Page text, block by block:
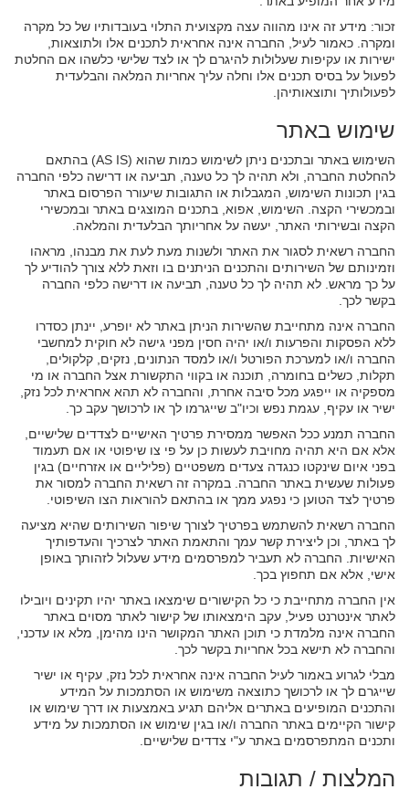
זכור: מידע זה אינו מהווה עצה מקצועית התלוי בעובדותיו של כל מקרה
ומקרה. כאמור לעיל, החברה אינה אחראית לתכנים אלו ולתוצאות,
ישירות או עקיפות שעלולות להיגרם לך או לצד שלישי כלשהו אם החלטת
לפעול על בסיס תכנים אלו וחלה עליך אחריות המלאה והבלעדית
לפעולותיך ותוצאותיהן.
שימוש באתר
השימוש באתר ובתכנים ניתן לשימוש כמות שהוא (AS IS) בהתאם
להחלטת החברה, ולא תהיה לך כל טענה, תביעה או דרישה כלפי החברה
בגין תכונות השימוש, המגבלות או התגובות שיעורר הפרסום באתר
ובמכשירי הקצה. השימוש, אפוא, בתכנים המוצגים באתר ובמכשירי
הקצה ובשירותי האתר, יעשה על אחריותך הבלעדית והמלאה.
החברה רשאית לסגור את האתר ולשנות מעת לעת את מבנהו, מראהו
וזמינותם של השירותים והתכנים הניתנים בו וזאת ללא צורך להודיע לך
על כך מראש. לא תהיה לך כל טענה, תביעה או דרישה כלפי החברה
בקשר לכך.
החברה אינה מתחייבת שהשירות הניתן באתר לא יופרע, יינתן כסדרו
ללא הפסקות והפרעות ו/או יהיה חסין מפני גישה לא חוקית למחשבי
החברה ו/או למערכת הפורטל ו/או למסד הנתונים, נזקים, קלקולים,
תקלות, כשלים בחומרה, תוכנה או בקווי התקשורת אצל החברה או מי
מספקיה או ייפגע מכל סיבה אחרת, והחברה לא תהא אחראית לכל נזק,
ישיר או עקיף, עגמת נפש וכיו"ב שייגרמו לך או לרכושך עקב כך.
החברה תמנע ככל האפשר ממסירת פרטיך האישיים לצדדים שלישיים,
אלא אם היא תהיה מחויבת לעשות כן על פי צו שיפוטי או אם תעמוד
בפני איום שינקטו כנגדה צעדים משפטיים (פליליים או אזרחיים) בגין
פעולות שעשית באתר החברה. במקרה זה רשאית החברה למסור את
פרטיך לצד הטוען כי נפגע ממך או בהתאם להוראות הצו השיפוטי.
החברה רשאית להשתמש בפרטיך לצורך שיפור השירותים שהיא מציעה
לך באתר, וכן ליצירת קשר עמך והתאמת האתר לצרכיך והעדפותיך
האישיות. החברה לא תעביר למפרסמים מידע שעלול לזהותך באופן
אישי, אלא אם תחפוץ בכך.
אין החברה מתחייבת כי כל הקישורים שימצאו באתר יהיו תקינים ויובילו
לאתר אינטרנט פעיל, עקב הימצאותו של קישור לאתר מסוים באתר
החברה אינה מלמדת כי תוכן האתר המקושר הינו מהימן, מלא או עדכני,
והחברה לא תישא בכל אחריות בקשר לכך.
מבלי לגרוע באמור לעיל החברה אינה אחראית לכל נזק, עקיף או ישיר
שייגרם לך או לרכושך כתוצאה משימוש או הסתמכות על המידע
והתכנים המופיעים באתרים אליהם תגיע באמצעות או דרך שימוש או
קישור הקיימים באתר החברה ו/או בגין שימוש או הסתמכות על מידע
ותכנים המתפרסמים באתר ע"י צדדים שלישיים.
המלצות / תגובות